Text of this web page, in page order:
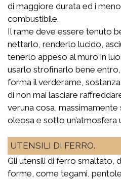
di maggiore durata ed i
combustibile.
Il rame deve essere tenuto
nettarlo, renderlo lucido,
tenerlo appeso al muro in
usarlo strofinarlo bene
forma il verderame,
di non mai lasciare
veruna cosa, massimamente
oleosa e sotto un’atmosfera
UTENSILI DI FERRO.
Gli utensili di ferro smaltato,
forme, come tegami,